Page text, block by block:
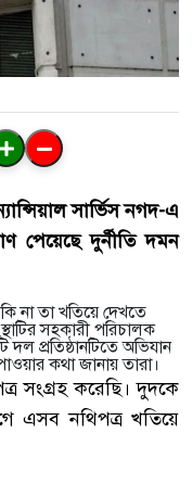
সার্ভিস নগদ-এ
পেয়েছে দুর্নীতি দমন
না তা খতিয়ে দেখতে
সহকারী পরিচালক
প্রতিষ্ঠানটিতে অভিযান
কথা জানায় তারা।
সংগ্রহ করেছি। দুদকে
এসব নথিপত্র খতিয়ে